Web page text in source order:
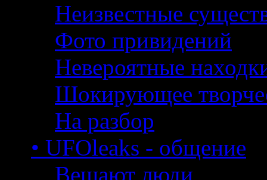
Неизвестные
Фото привидений
Невероятные
Шокирующее
На разбор
• UFOleaks - общение
Вещают люди